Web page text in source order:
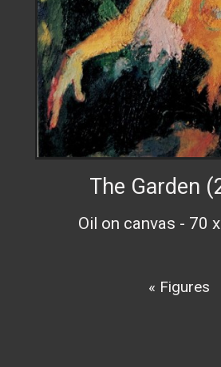
The Garden
Oil on canvas - 70
« Figures